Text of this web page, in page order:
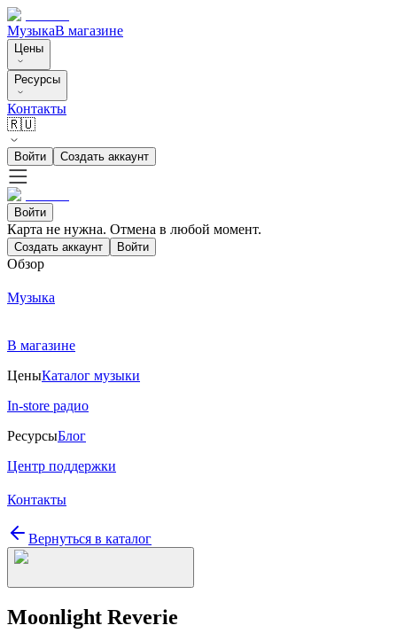
МузыкаВ магазине
Цены
Ресурсы
Контакты
🇷🇺
Войти Создать аккаунт
Войти
Карта не нужна. Отмена в любой момент.
Создать аккаунт Войти
Обзор
Музыка
В магазине
ЦеныКаталог музыки
In-store радио
РесурсыБлог
Центр поддержки
Контакты
Вернуться в каталог
Moonlight Reverie